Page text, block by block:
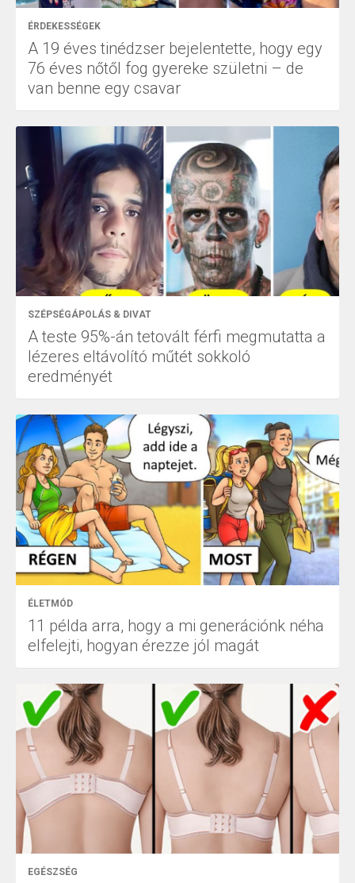
ÉRDEKESSÉGEK
A 19 éves tinédzser bejelentette, hogy egy
76 éves nőtől fog gyereke születni – de
van benne egy csavar
SZÉPSÉGÁPOLÁS & DIVAT
A teste 95%-án tetovált férfi megmutatta a
lézeres eltávolító műtét sokkoló
eredményét
ÉLETMÓD
11 példa arra, hogy a mi generációnk néha
elfelejti, hogyan érezze jól magát
EGÉSZSÉG